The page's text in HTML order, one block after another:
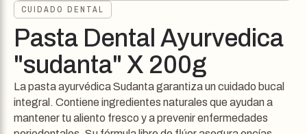
CUIDADO DENTAL
Pasta Dental Ayurvedica
"sudanta" X 200g
La pasta ayurvédica Sudanta garantiza un cuidado bucal
integral. Contiene ingredientes naturales que ayudan a
mantener tu aliento fresco y a prevenir enfermedades